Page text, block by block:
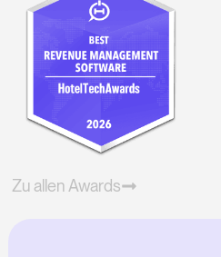
Zu allen Awards